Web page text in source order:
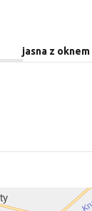
jasna z oknem